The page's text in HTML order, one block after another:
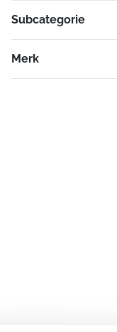
Subcategorie
Merk